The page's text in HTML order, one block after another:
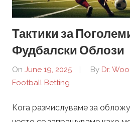
Тактики за
Фудбалски Облози
On June 19, 2025 By Dr.
Football Betting
Кога размислуваме за